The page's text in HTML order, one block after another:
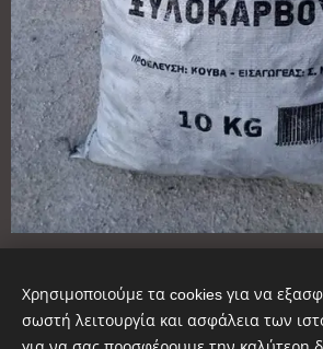
13,00€
Χρησιμοποιούμε τα cookies για να
σωστή λειτουργία και ασφάλεια των